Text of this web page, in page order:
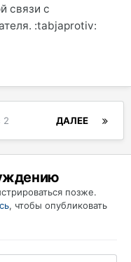
связи с
:tabjaprotiv:
ДАЛЕЕ
2
позже.
, чтобы опубликовать